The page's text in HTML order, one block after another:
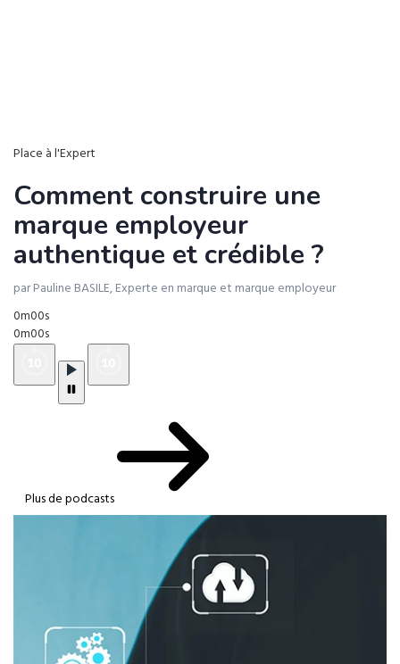
Place à l'Expert
Comment construire une
marque employeur
authentique et crédible ?
par Pauline BASILE, Experte en marque et marque employeur
0m00s
0m00s
Plus de podcasts